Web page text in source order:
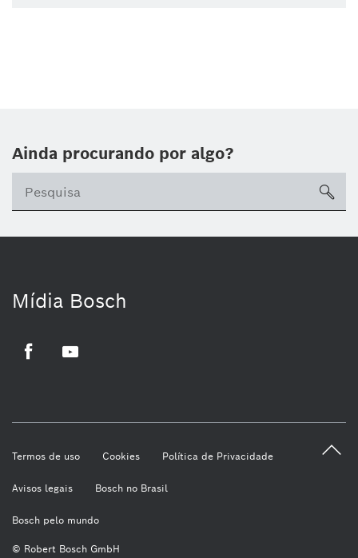
Ainda procurando por algo?
Mídia Bosch
© Robert Bosch GmbH
Termos de uso Cookies Política de Privacidade
Avisos legais Bosch no Brasil
Bosch pelo mundo